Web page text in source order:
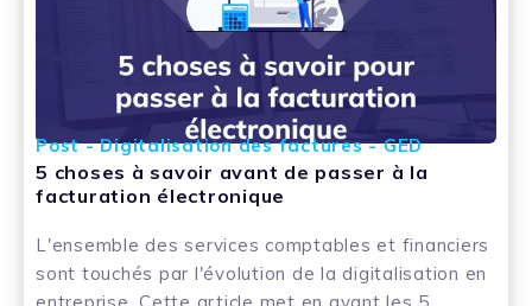
Post - Digitalisation des factures - GED
5 choses à savoir avant de passer à la
facturation électronique
L'ensemble des services comptables et financiers
sont touchés par l'évolution de la digitalisation en